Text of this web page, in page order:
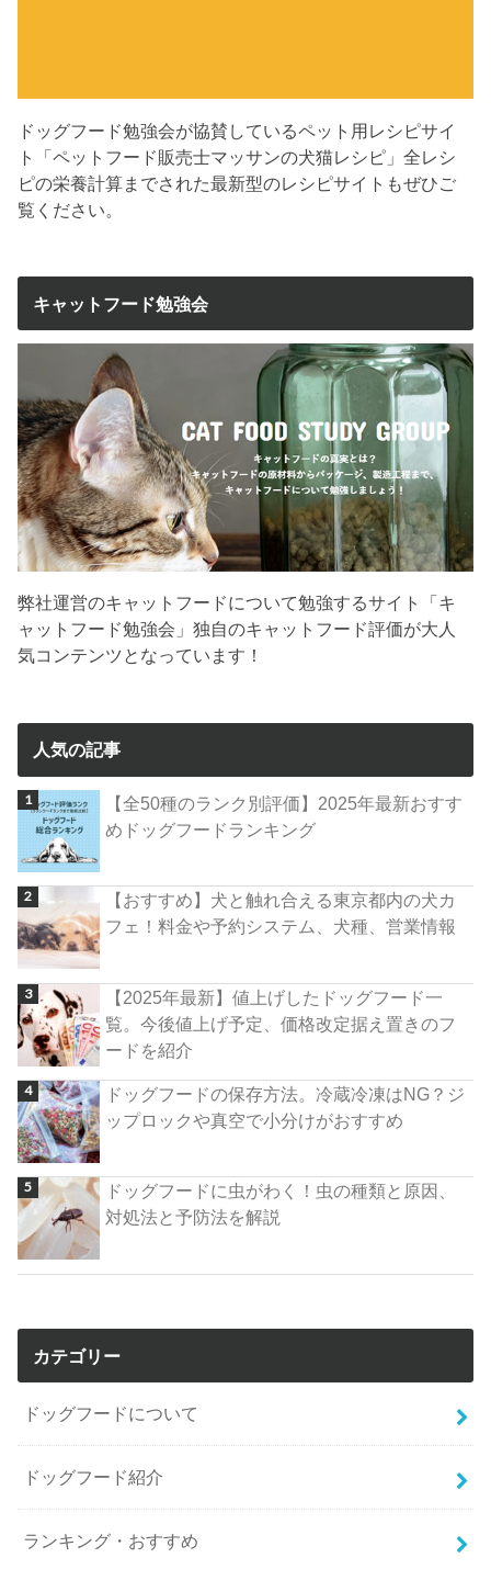
ドッグフード勉強会が協賛しているペット用レシピサイ
ト「ペットフード販売士マッサンの犬猫レシピ」全レシ
ピの栄養計算までされた最新型のレシピサイトもぜひご
覧ください。
キャットフード勉強会
弊社運営のキャットフードについて勉強するサイト「キ
ャットフード勉強会」独自のキャットフード評価が大人
気コンテンツとなっています！
人気の記事
【全50種のランク別評価】2025年最新おすす
めドッグフードランキング
【おすすめ】犬と触れ合える東京都内の犬カ
フェ！料金や予約システム、犬種、営業情報
【2025年最新】値上げしたドッグフード一
覧。今後値上げ予定、価格改定据え置きのフ
ードを紹介
ドッグフードの保存方法。冷蔵冷凍はNG？ジ
ップロックや真空で小分けがおすすめ
ドッグフードに虫がわく！虫の種類と原因、
対処法と予防法を解説
カテゴリー
ドッグフードについて
ドッグフード紹介
ランキング・おすすめ